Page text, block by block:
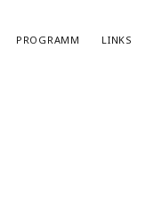
PROGRAMM LINKS